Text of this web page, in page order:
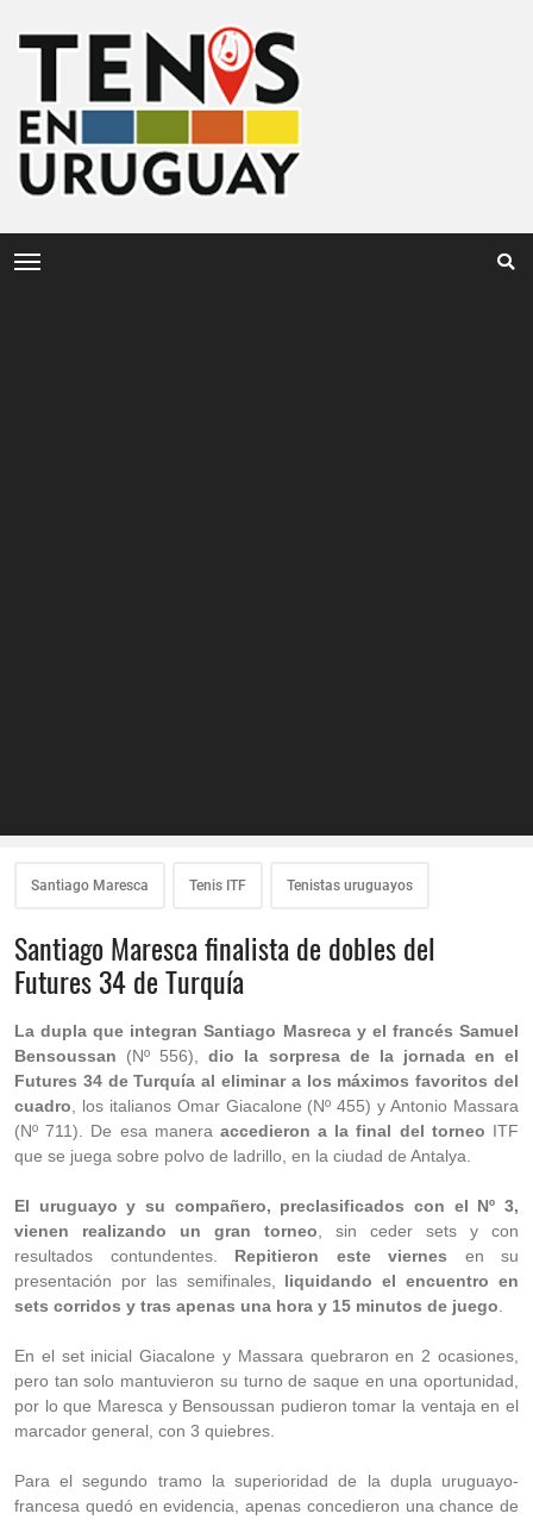
Santiago Maresca Tenis ITF Tenistas uruguayos
Santiago Maresca finalista de dobles del
Futures 34 de Turquía
La dupla que integran Santiago Masreca y el francés Samuel
Bensoussan (Nº 556),dio la sorpresa de la jornada en el
Futures 34 de Turquía al eliminar a los máximos favoritos del
cuadro , los italianos Omar Giacalone (Nº 455) y Antonio Massara
(Nº 711). De esa manera accedieron a la final del torneo ITF
que se juega sobre polvo de ladrillo, en la ciudad de Antalya.
El uruguayo y su compañero, preclasificados con el Nº 3,
vienen realizando un gran torneo , sin ceder sets y con
resultados contundentes. Repitieron este viernes en su
presentación por las semifinales, liquidando el encuentro en
sets corridos y tras apenas una hora y 15 minutos de juego
En el set inicial Giacalone y Massara quebraron en 2 ocasiones,
pero tan solo mantuvieron su turno de saque en una oportunidad,
por lo que Maresca y Bensoussan pudieron tomar la ventaja en el
marcador general, con 3 quiebres.
Para el segundo tramo la superioridad de la dupla uruguayo-
francesa quedó en evidencia, apenas concedieron una chance de